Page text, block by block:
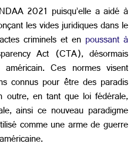
2021 puisqu’elle a aidé à
les vides juridiques dans le
criminels et en poussant à
Act (CTA), désormais
Ces normes visent
connus pour être des paradis
outre, en tant que loi fédérale,
ainsi ce nouveau paradigme
comme une arme de guerre